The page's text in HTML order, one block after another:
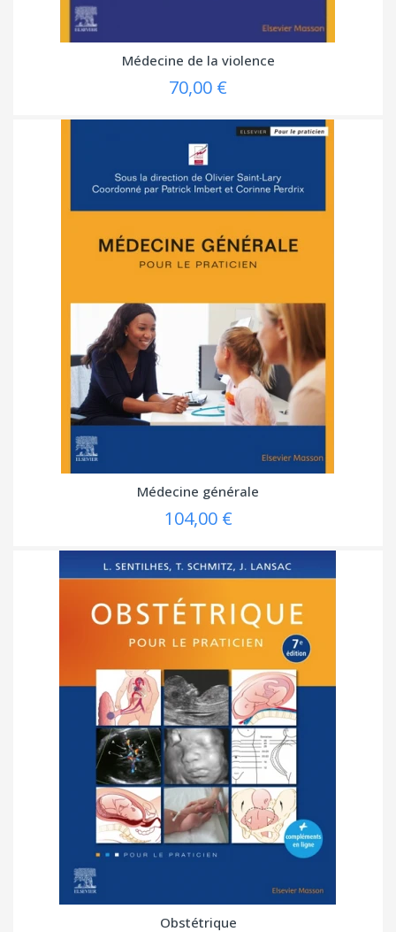
Médecine de la violence
70,00 €
Médecine générale
104,00 €
Obstétrique